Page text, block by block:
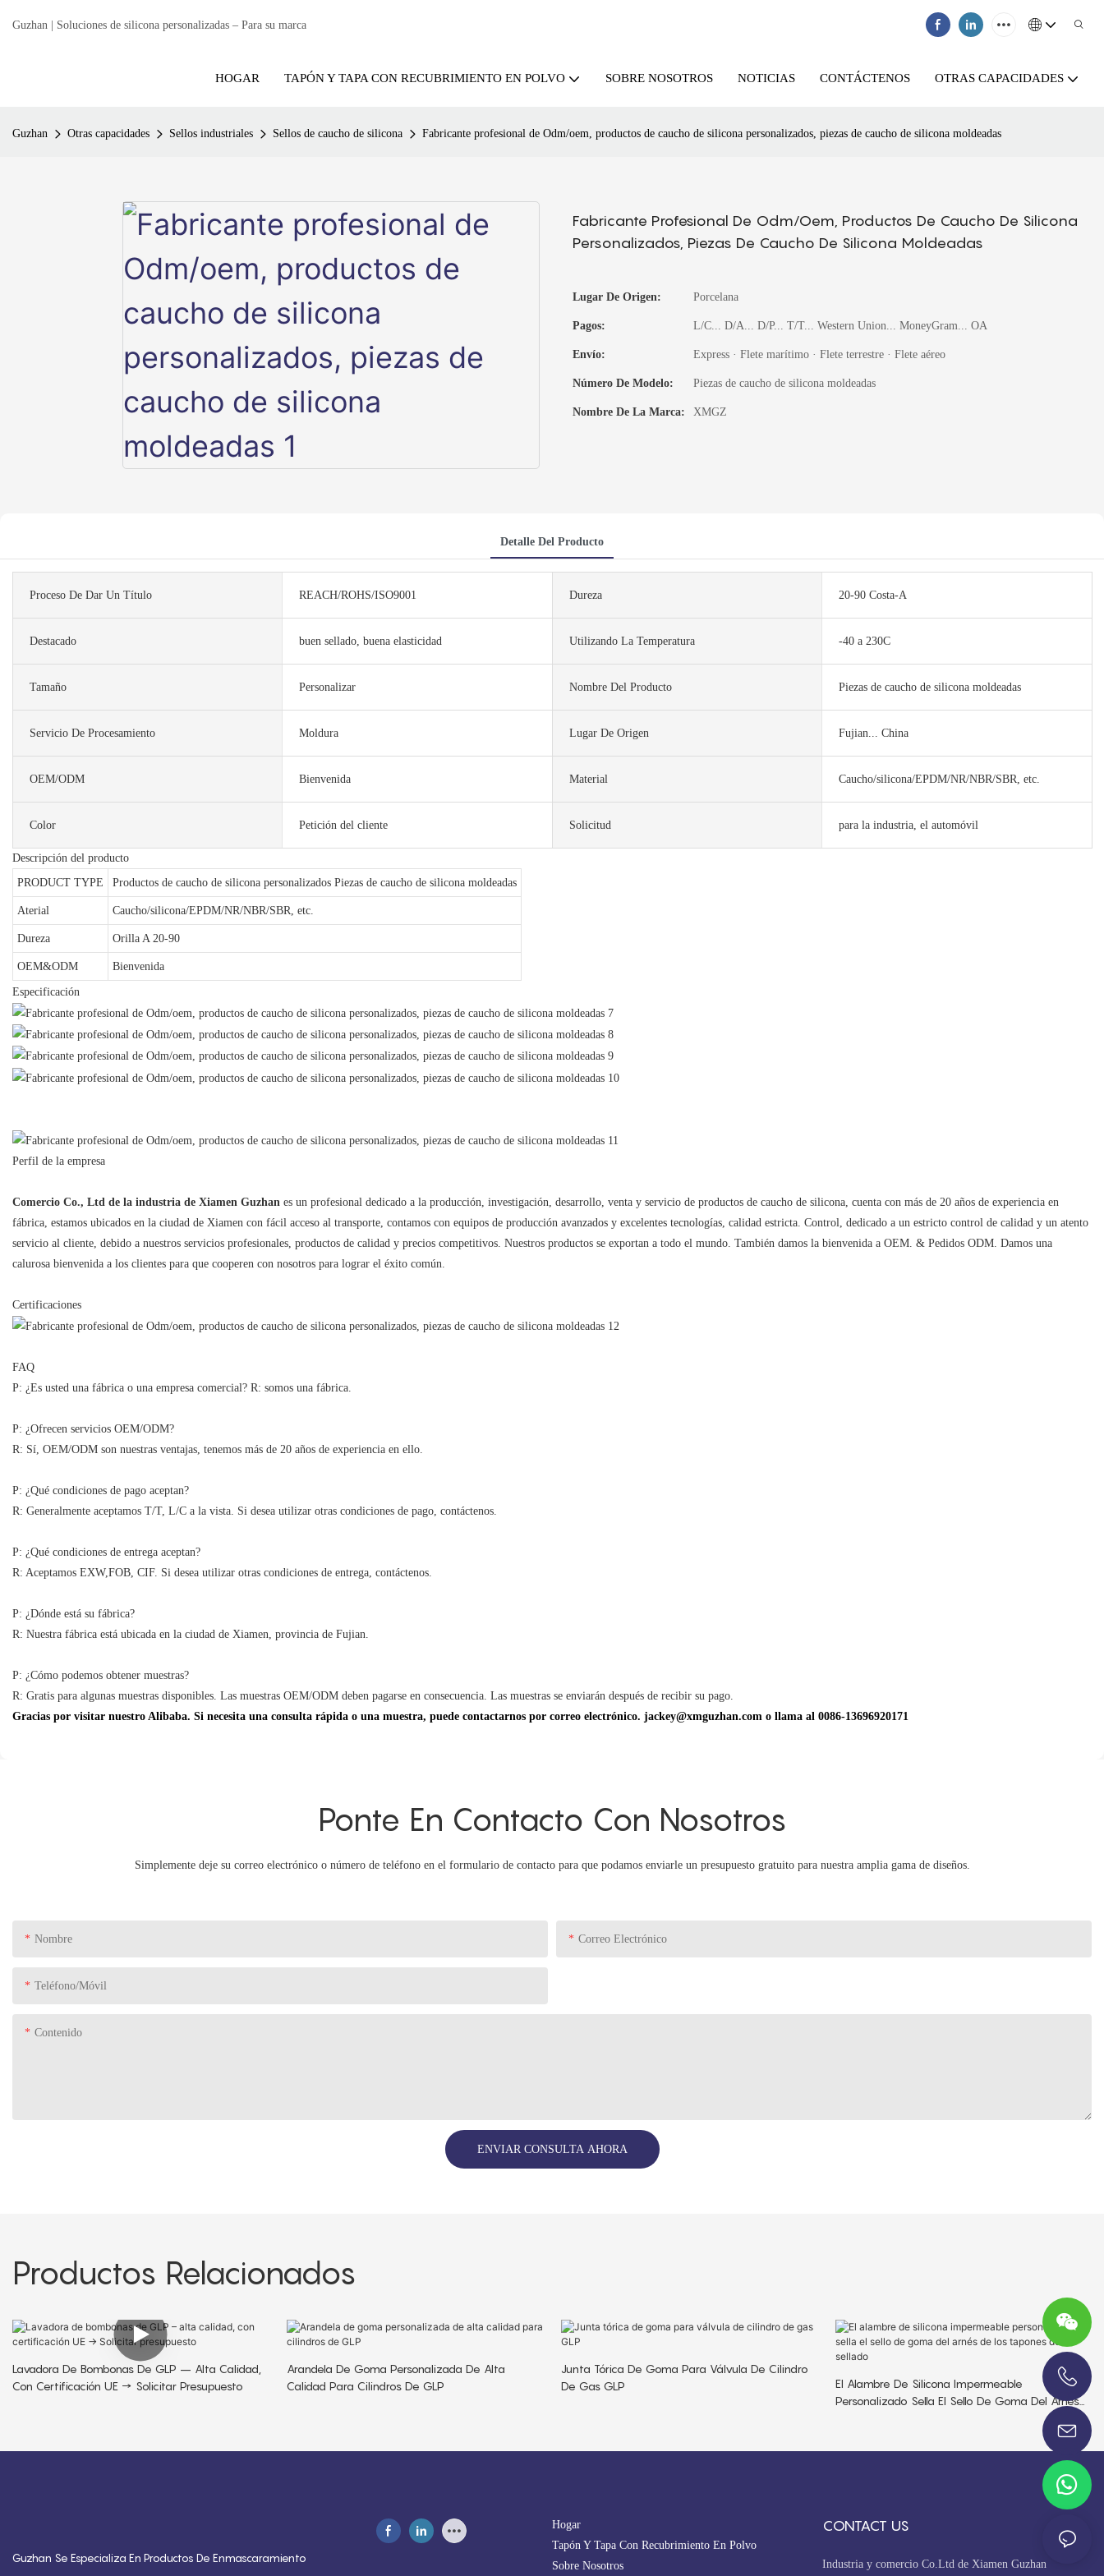
Guzhan | Soluciones de silicona personalizadas – Para su marca
HOGAR TAPÓN Y TAPA CON RECUBRIMIENTO EN POLVO SOBRE NOSOTROS NOTICIAS CONTÁCTENOS OTRAS CAPACIDADES
Guzhan Otras capacidades Sellos industriales Sellos de caucho de silicona Fabricante profesional de Odm/oem, productos de caucho de silicona personalizados, piezas de caucho de silicona moldeadas
Fabricante Profesional De Odm/oem, Productos De Caucho De Silicona
Personalizados, Piezas De Caucho De Silicona Moldeadas
Lugar De Origen: Porcelana
Pagos: L/C... D/A... D/P... T/T... Western Union... MoneyGram... OA
Envío: Express · Flete marítimo · Flete terrestre · Flete aéreo
Número De Modelo: Piezas de caucho de silicona moldeadas
Nombre De La Marca: XMGZ
Detalle Del Producto
Proceso De Dar Un Título REACH/ROHS/ISO9001 Dureza 20-90 Costa-A
Destacado buen sellado, buena elasticidad Utilizando La Temperatura -40 a 230C
Tamaño Personalizar Nombre Del Producto Piezas de caucho de silicona moldeadas
Servicio De Procesamiento Moldura Lugar De Origen Fujian... China
OEM/ODM Bienvenida Material Caucho/silicona/EPDM/NR/NBR/SBR, etc.
Color Petición del cliente Solicitud para la industria, el automóvil
Descripción del producto
PRODUCT TYPE
Productos de caucho de silicona personalizados Piezas de caucho de silicona moldeadas
Aterial Caucho/silicona/EPDM/NR/NBR/SBR, etc.
Dureza Orilla A 20-90
OEM&ODM Bienvenida
Especificación
Perfil de la empresa
Comercio Co., Ltd de la industria de Xiamen Guzhan es un profesional dedicado a la producción, investigación, desarrollo, venta y servicio de productos de caucho de silicona, cuenta con más de 20 años de experiencia en
fábrica, estamos ubicados en la ciudad de Xiamen con fácil acceso al transporte, contamos con equipos de producción avanzados y excelentes tecnologías, calidad estricta. Control, dedicado a un estricto control de calidad y un atento
servicio al cliente, debido a nuestros servicios profesionales, productos de calidad y precios competitivos. Nuestros productos se exportan a todo el mundo. También damos la bienvenida a OEM. & Pedidos ODM. Damos una
calurosa bienvenida a los clientes para que cooperen con nosotros para lograr el éxito común.
Certificaciones
FAQ
P: ¿Es usted una fábrica o una empresa comercial? R: somos una fábrica.
P: ¿Ofrecen servicios OEM/ODM?
R: Sí, OEM/ODM son nuestras ventajas, tenemos más de 20 años de experiencia en ello.
P: ¿Qué condiciones de pago aceptan?
R: Generalmente aceptamos T/T, L/C a la vista. Si desea utilizar otras condiciones de pago, contáctenos.
P: ¿Qué condiciones de entrega aceptan?
R: Aceptamos EXW,FOB, CIF. Si desea utilizar otras condiciones de entrega, contáctenos.
P: ¿Dónde está su fábrica?
R: Nuestra fábrica está ubicada en la ciudad de Xiamen, provincia de Fujian.
P: ¿Cómo podemos obtener muestras?
R: Gratis para algunas muestras disponibles. Las muestras OEM/ODM deben pagarse en consecuencia. Las muestras se enviarán después de recibir su pago.
Gracias por visitar nuestro Alibaba. Si necesita una consulta rápida o una muestra, puede contactarnos por correo electrónico. jackey@xmguzhan.com o llama al 0086-13696920171
Ponte En Contacto Con Nosotros
Simplemente deje su correo electrónico o número de teléfono en el formulario de contacto para que podamos enviarle un presupuesto gratuito para nuestra amplia gama de diseños.
Nombre Correo Electrónico
Teléfono/Móvil
Contenido
ENVIAR CONSULTA AHORA
Productos Relacionados
Lavadora De Bombonas De GLP – Alta Calidad,
Con Certificación UE → Solicitar Presupuesto
Arandela De Goma Personalizada De Alta
Calidad Para Cilindros De GLP
Junta Tórica De Goma Para Válvula De Cilindro
De Gas GLP
El Alambre De Silicona Impermeable
Personalizado Sella El Sello De Goma Del Arnés
Guzhan Se Especializa En Productos De Enmascaramiento
Hogar
Tapón Y Tapa Con Recubrimiento En Polvo
Sobre Nosotros
CONTACT US
Industria y comercio Co.Ltd de Xiamen Guzhan